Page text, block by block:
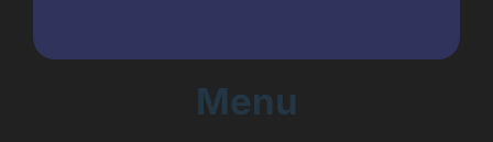
Menu